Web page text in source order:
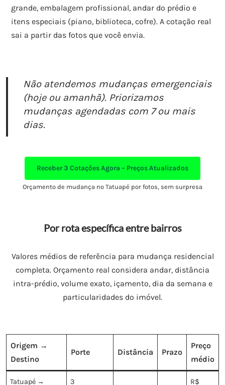
grande, embalagem profissional, andar do prédio e
itens especiais (piano, biblioteca, cofre). A cotação real
sai a partir das fotos que você envia.
Não atendemos mudanças emergenciais
(hoje ou amanhã). Priorizamos
mudanças agendadas com 7 ou mais
dias.
Receber3 Cotações Agora – Preços Atualizados
Orçamento de mudança no Tatuapé por fotos, sem surpresa
Por rota específica entre bairros
Valores médios de referência para mudança residencial
completa. Orçamento real considera andar, distância
intra-prédio, volume exato, içamento, dia da semana e
particularidades do imóvel.
Origem →
Destino
Porte Distância Prazo
Preço
médio
Tatuapé → 3 R$